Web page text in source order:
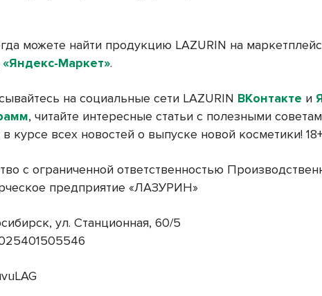
можете найти продукцию LAZURIN на
«Яндекс-Маркет».
на социальные сети LAZURIN ВКонтакте и
, читайте интересные статьи с полезными
в курсе всех новостей о выпуске новой косметики!
с ограниченной ответственностью
предприятие «ЛАЗУРИН»
ул. Станционная, 60/5